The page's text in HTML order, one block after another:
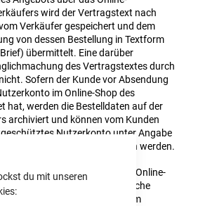
du mit unseren
wird der Vertragstext nach
Verkäufer gespeichert und dem
von dessen Bestellung in Textform
übermittelt. Eine darüber
des Vertragstextes durch
Sofern der Kunde vor Absendung
im Online-Shop des
hat, werden die Bestelldaten auf der
archiviert und können vom Kunden
Nutzerkonto unter Angabe
Daten kostenlos abgerufen werden.
der Bestellung über das Online-
kann der Kunde mögliche
Lesen der auf dem